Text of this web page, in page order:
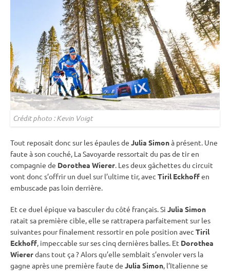
Crédit photo : Kevin Voigt
Tout reposait donc sur les épaules de Julia Simonà présent. Une
faute à son couché, La Savoyarde ressortait du pas de tiren
compagnie de Dorothea Wierer. Les deux gâchettes du circuit
vont donc s’offrir un duel sur l’ultime tir, avec Tiril Eckhoffen
embuscade pas loin derrière.
Et ce duel épique va basculer du côté français. Si Julia Simon
ratait sa première cible, elle se rattrapera parfaitement sur les
suivantes pour finalement ressortir en pole position avec Tiril
Eckhoff, impeccable sur ses cinq dernières balles. Et Dorothea
Wiererdans tout ça ? Alors qu’elle semblait s’envoler vers la
gagne après une première faute de Julia Simon, l’Italienne se